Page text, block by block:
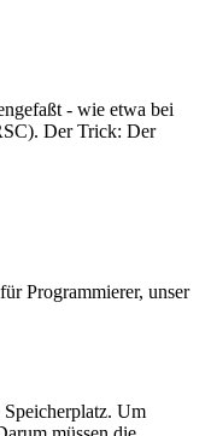
- wie etwa bei
Der Trick: Der
Programmierer, unser
Um